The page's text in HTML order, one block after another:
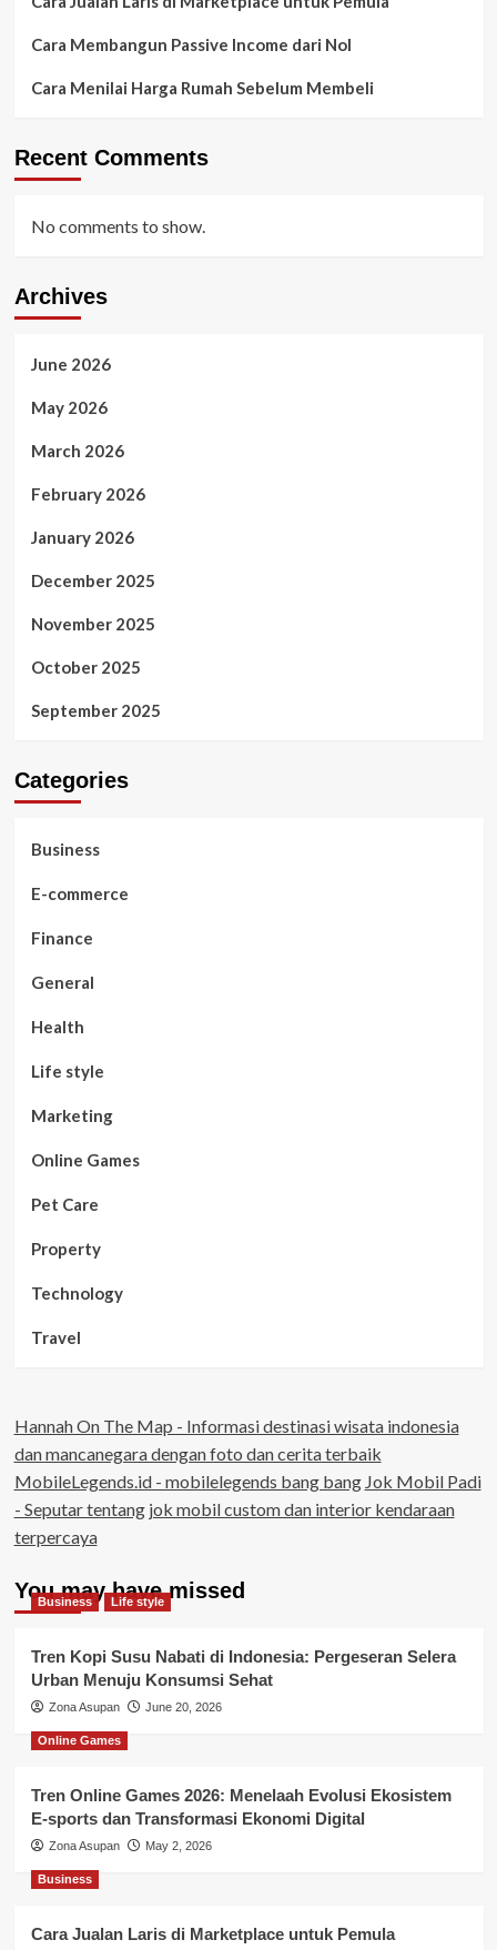
Cara Membangun Passive Income dari Nol
Cara Menilai Harga Rumah Sebelum Membeli
Recent Comments
No comments to show.
Archives
June 2026
May 2026
March 2026
February 2026
January 2026
December 2025
November 2025
October 2025
September 2025
Categories
Business
E-commerce
Finance
General
Health
Life style
Marketing
Online Games
Pet Care
Property
Technology
Travel
Hannah On The Map - Informasi destinasi wisata indonesia
dan mancanegara dengan foto dan cerita terbaik
MobileLegends.id - mobilelegends bang bang Jok Mobil Padi
- Seputar tentang jok mobil custom dan interior kendaraan
terpercaya
You may have missed
Business Life style
Tren Kopi Susu Nabati di Indonesia: Pergeseran Selera
Urban Menuju Konsumsi Sehat
Zona Asupan June 20, 2026
Online Games
Tren Online Games 2026: Menelaah Evolusi Ekosistem
E-sports dan Transformasi Ekonomi Digital
Zona Asupan May 2, 2026
Business
Cara Jualan Laris di Marketplace untuk Pemula